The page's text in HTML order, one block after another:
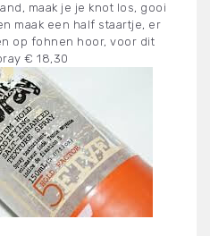
maak je je knot los, gooi
maak een half staartje, er
op fohnen hoor, voor dit
€ 18,30